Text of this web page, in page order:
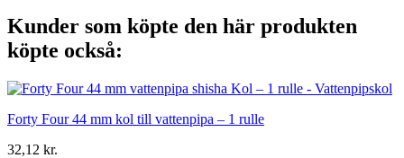
Kunder som köpte den här produkten
köpte också:
Forty Four 44 mm kol till vattenpipa – 1 rulle
32,12 kr.